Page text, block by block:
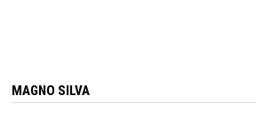
MAGNO SILVA